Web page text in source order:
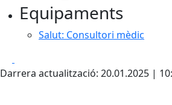
Equipaments
Salut: Consultori mèdic
Darrera actualització: 20.01.2025 |